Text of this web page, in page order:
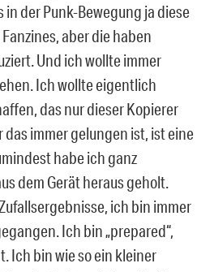
in der Punk-Bewegung ja diese
aber die haben
Und ich wollte immer
Ich wollte eigentlich
das nur dieser Kopierer
immer gelungen ist, ist eine
habe ich ganz
dem Gerät heraus geholt.
ich bin immer
Ich bin „prepared“,
Ich bin wie so ein kleiner